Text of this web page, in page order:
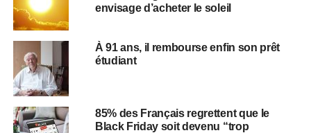
envisage d’acheter le soleil
À 91 ans, il rembourse enfin son prêt
étudiant
85% des Français regrettent que le
Black Friday soit devenu “trop